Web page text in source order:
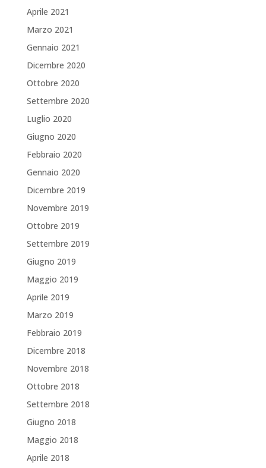
Aprile 2021
Marzo 2021
Gennaio 2021
Dicembre 2020
Ottobre 2020
Settembre 2020
Luglio 2020
Giugno 2020
Febbraio 2020
Gennaio 2020
Dicembre 2019
Novembre 2019
Ottobre 2019
Settembre 2019
Giugno 2019
Maggio 2019
Aprile 2019
Marzo 2019
Febbraio 2019
Dicembre 2018
Novembre 2018
Ottobre 2018
Settembre 2018
Giugno 2018
Maggio 2018
Aprile 2018